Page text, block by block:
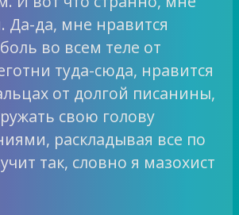
Да-да, мне нравится
во всем теле от
туда-сюда, нравится
от долгой писанины,
свою голову
раскладывая все по
так, словно я мазохист